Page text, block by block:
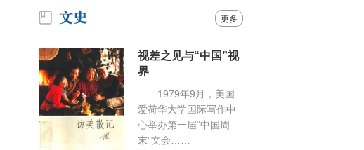
更多
视差之见与“中国”视
界
1979年9月，美国
爱荷华大学国际写作中
心举办第一届“中国周
末”文会……